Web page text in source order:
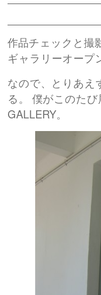
作品チェックと撮
ギャラリーオープ
なので、とりあえ
る。 僕がこのた
GALLERY。